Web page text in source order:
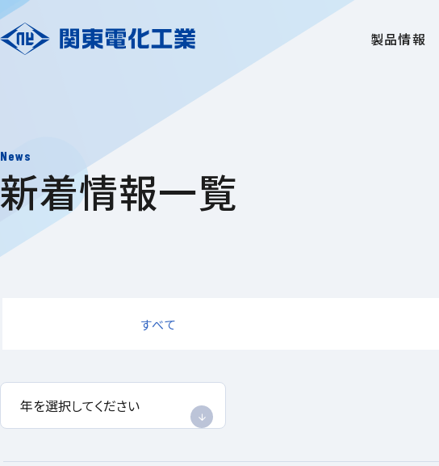
製品情報
News
新着情報一覧
すべて